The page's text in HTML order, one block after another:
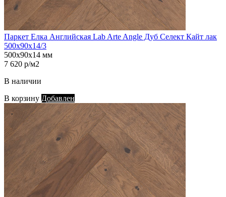
Паркет Елка Английская Lab Arte Angle Дуб Селект Кайт лак
500х90х14/3
500х90х14 мм
7 620 р/м2
В наличии
В корзину Добавлен